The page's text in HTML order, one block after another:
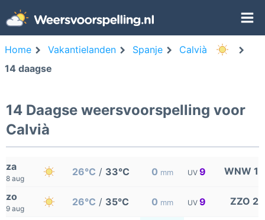
Home Vakantielanden Spanje
Calvià
14 daagse
14 Daagse weersvoorspelling voor
Calvià
za
8 aug
26°C / 33°C 0 mm UV 9 WNW 1
zo
9 aug
26°C / 35°C 0 mm UV 9 ZZO 2